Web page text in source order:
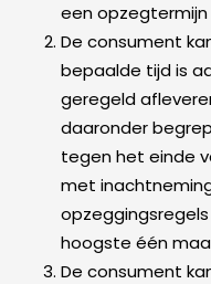
een
De consument
bepaalde tijd is
geregeld
daaronder
tegen het einde
met
hoogste één
De consument